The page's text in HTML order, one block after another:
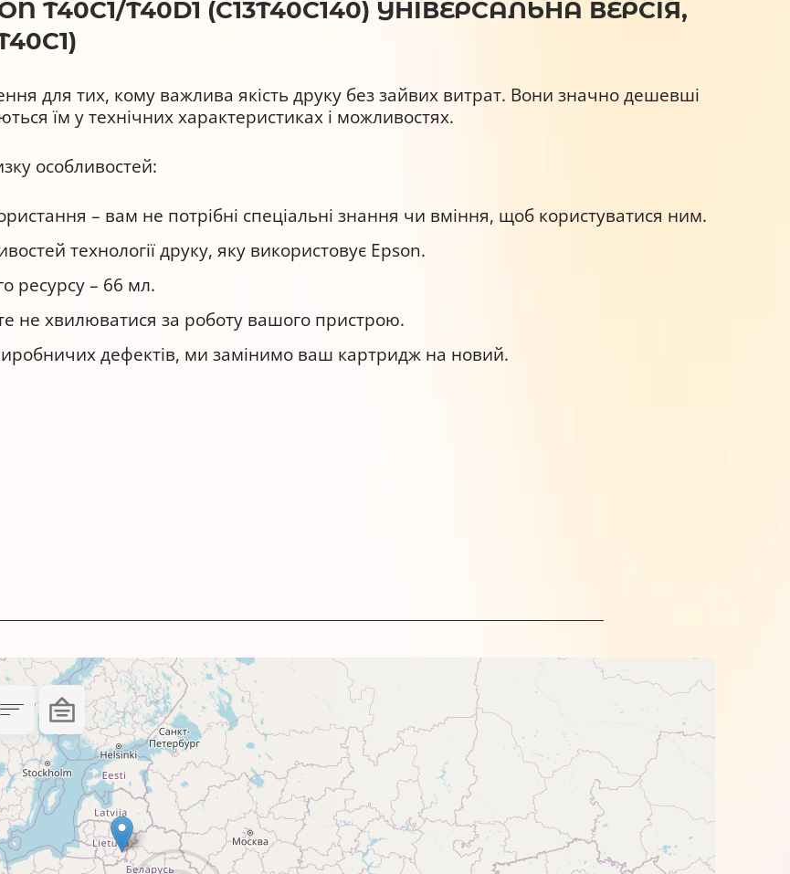
T40C1/T40D1 (C13T40C140) УНІВЕРСАЛЬНА ВЕРСІЯ,
для тих, кому важлива якість друку без зайвих витрат. Вони значно дешевші
їм у технічних характеристиках і можливостях.
особливостей:
– вам не потрібні спеціальні знання чи вміння, щоб користуватися ним.
технології друку, яку використовує Epson.
ресурсу – 66 мл.
не хвилюватися за роботу вашого пристрою.
дефектів, ми замінимо ваш картридж на новий.
сумісність картриджа з друкуючим пристроєм Epson. Звертайте увагу на колір,
Колір даного картриджа – black (чорний).
стане